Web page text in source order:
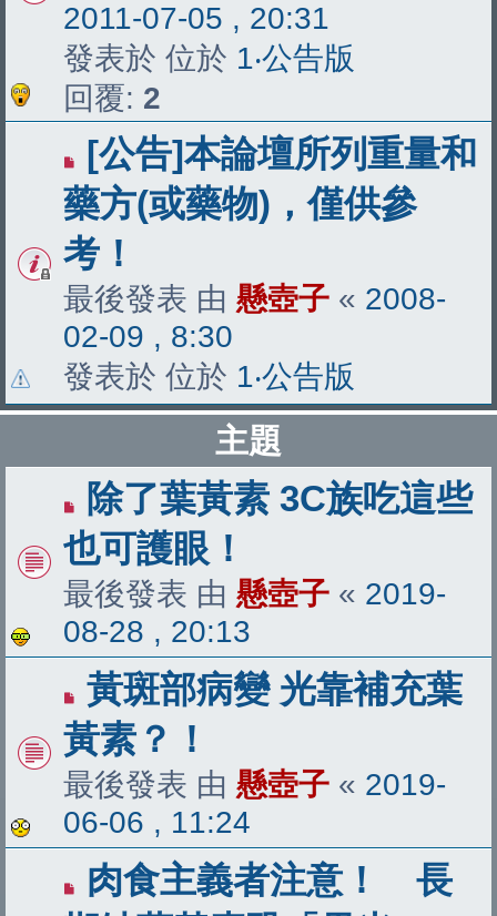
2011-07-05 , 20:31
發表於 位於 1‧公告版
回覆: 2
[公告]本論壇所列重量和
藥方(或藥物)，僅供參
考！
最後發表 由 懸壺子 « 2008-
02-09 , 8:30
發表於 位於 1‧公告版
主題
除了葉黃素 3C族吃這些
也可護眼！
最後發表 由 懸壺子 « 2019-
08-28 , 20:13
黃斑部病變 光靠補充葉
黃素？！
最後發表 由 懸壺子 « 2019-
06-06 , 11:24
肉食主義者注意！ 長